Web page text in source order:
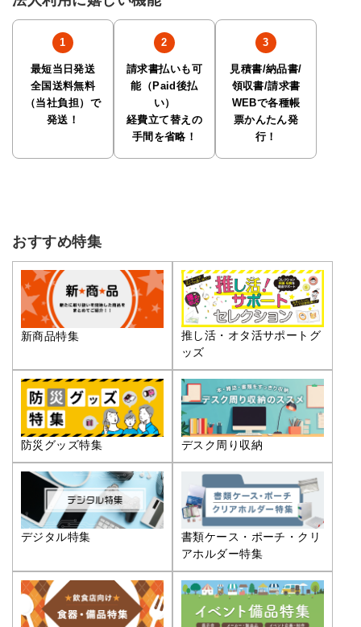
最短当日発送
全国送料無料
（当社負担）で
発送！
請求書払いも可
能（Paid後払
い）
経費立て替えの
手間を省略！
見積書/納品書/
領収書/請求書
WEBで各種帳
票かんたん発
行！
おすすめ特集
新商品特集
推し活・オタ活サポートグ
ッズ
防災グッズ特集 デスク周り収納
デジタル特集
書類ケース・ポーチ・クリ
アホルダー特集